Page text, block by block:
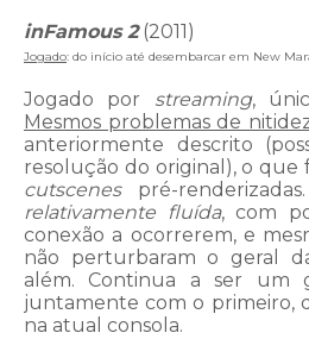
inFamous 2(2011)
Jogado: do início até desembarcar em New
Jogado por streaming,
Mesmos problemas de
anteriormente descrito
resolução do original), o que
cutscenespré-
relativamente fluída, com
conexão a ocorrerem, e
não perturbaram o geral
além. Continua a ser um
juntamente com o primeiro,
na atual consola.